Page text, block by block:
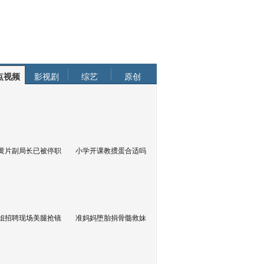
视频 影视剧 综艺 原创
片副局长已被停职 小学开课教掼蛋合适吗
招聘现场美腿抢镜 准妈妈堕胎捐骨髓救妹